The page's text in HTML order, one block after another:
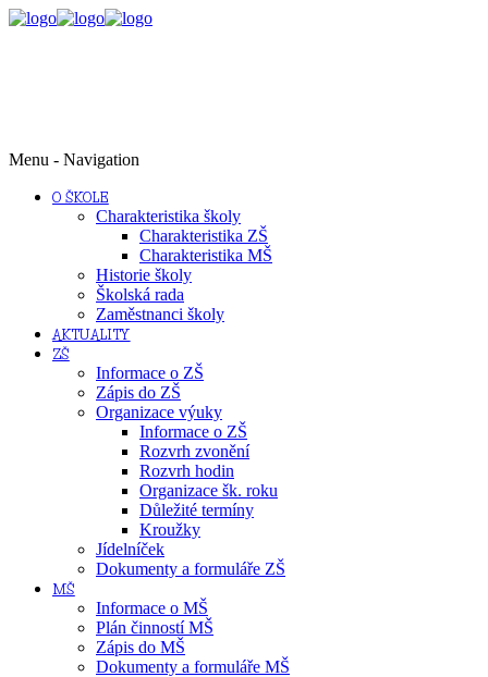
Menu - Navigation
O ŠKOLE
Charakteristika školy
Charakteristika ZŠ
Charakteristika MŠ
Historie školy
Školská rada
Zaměstnanci školy
AKTUALITY
ZŠ
Informace o ZŠ
Zápis do ZŠ
Organizace výuky
Informace o ZŠ
Rozvrh zvonění
Rozvrh hodin
Organizace šk. roku
Důležité termíny
Kroužky
Jídelníček
Dokumenty a formuláře ZŠ
MŠ
Informace o MŠ
Plán činností MŠ
Zápis do MŠ
Dokumenty a formuláře MŠ